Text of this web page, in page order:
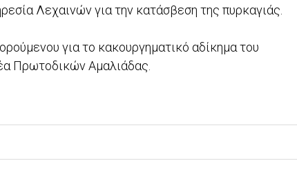
Λεχαινών για την κατάσβεση της πυρκαγιάς.
για το κακουργηματικό αδίκημα του
Πρωτοδικών Αμαλιάδας.